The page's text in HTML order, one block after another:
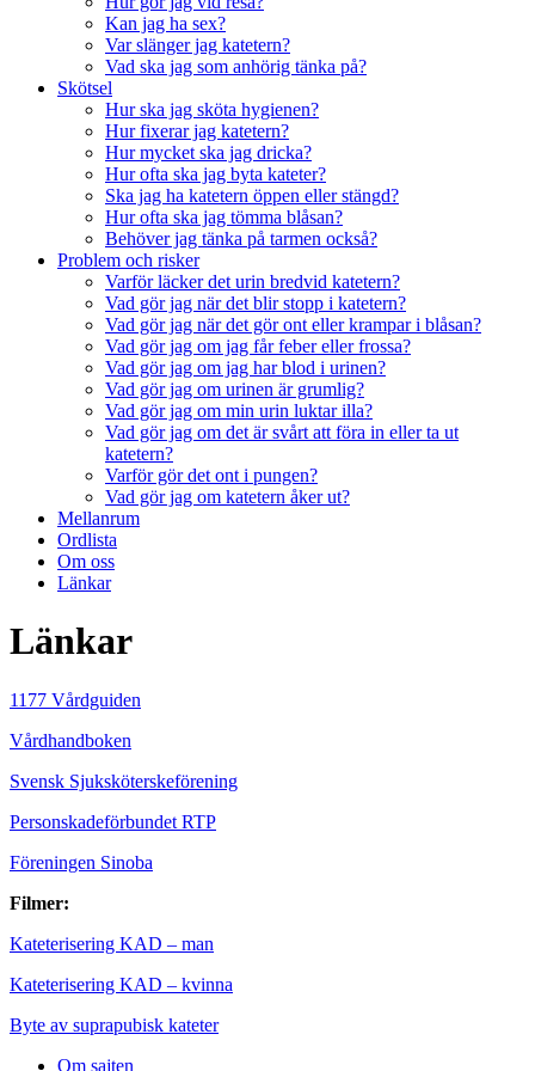
Kan jag ha sex?
Var slänger jag katetern?
Vad ska jag som anhörig tänka på?
Skötsel
Hur ska jag sköta hygienen?
Hur fixerar jag katetern?
Hur mycket ska jag dricka?
Hur ofta ska jag byta kateter?
Ska jag ha katetern öppen eller stängd?
Hur ofta ska jag tömma blåsan?
Behöver jag tänka på tarmen också?
Problem och risker
Varför läcker det urin bredvid katetern?
Vad gör jag när det blir stopp i katetern?
Vad gör jag när det gör ont eller krampar i blåsan?
Vad gör jag om jag får feber eller frossa?
Vad gör jag om jag har blod i urinen?
Vad gör jag om urinen är grumlig?
Vad gör jag om min urin luktar illa?
Vad gör jag om det är svårt att föra in eller ta ut
katetern?
Varför gör det ont i pungen?
Vad gör jag om katetern åker ut?
Mellanrum
Ordlista
Om oss
Länkar
Länkar
1177 Vårdguiden
Vårdhandboken
Svensk Sjuksköterskeförening
Personskadeförbundet RTP
Föreningen Sinoba
Filmer:
Kateterisering KAD – man
Kateterisering KAD – kvinna
Byte av suprapubisk kateter
Om sajten